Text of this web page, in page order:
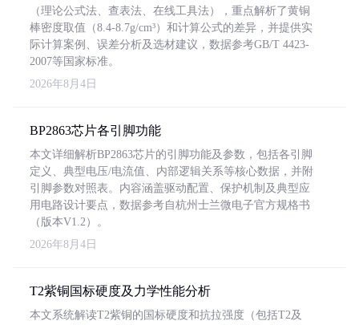
（理论公式法、查表法、在线工具法），重点解析了黄铜
棒密度取值（8.4-8.7g/cm³）和计算公式的差异，并提供实
际计算案例、误差分析及选材建议，数据参考GB/T 4423-
2007等国家标准。
2026年8月4日
BP2863芯片各引脚功能
本文详细解析BP2863芯片的引脚功能及参数，包括各引脚
定义、典型电压/电流值、内部逻辑关系等核心数据，并附
引脚参数对照表。内容涵盖驱动配置、保护机制及典型应
用电路设计要点，数据参考自杭州士兰微电子官方规格书
（版本V1.2）。
2026年8月4日
T2紫铜国标硬度及力学性能分析
本文系统解读T2紫铜的国标硬度和抗拉强度（包括T2及